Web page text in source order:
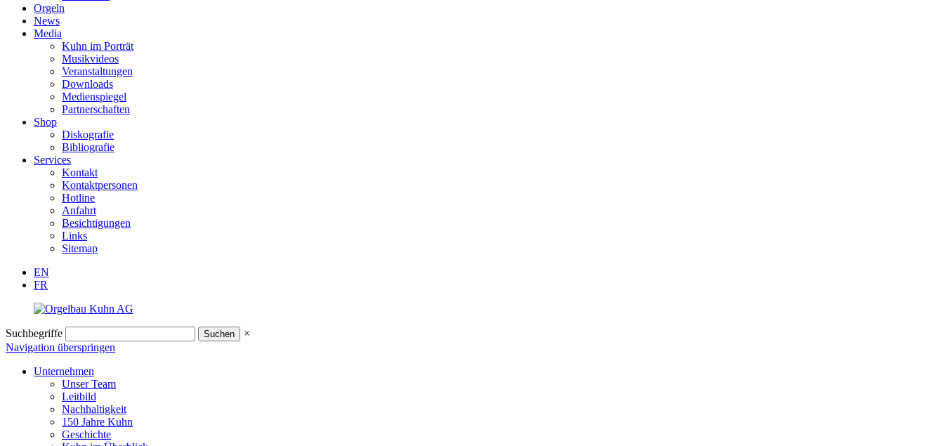
Orgeln
News
Media
Kuhn im Porträt
Musikvideos
Veranstaltungen
Downloads
Medienspiegel
Partnerschaften
Shop
Diskografie
Bibliografie
Services
Kontakt
Kontaktpersonen
Hotline
Anfahrt
Besichtigungen
Links
Sitemap
EN
FR
Suchbegriffe
×
Navigation überspringen
Unternehmen
Unser Team
Leitbild
Nachhaltigkeit
150 Jahre Kuhn
Geschichte